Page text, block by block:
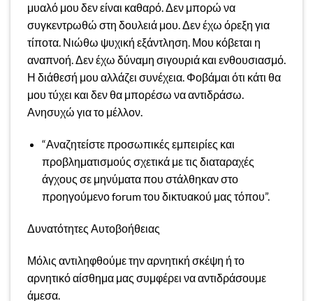
μυαλό μου δεν είναι καθαρό. Δεν μπορώ να
συγκεντρωθώ στη δουλειά μου. Δεν έχω όρεξη για
τίποτα. Νιώθω ψυχική εξάντληση. Μου κόβεται η
αναπνοή. Δεν έχω δύναμη σιγουριά και ενθουσιασμό.
Η διάθεσή μου αλλάζει συνέχεια. Φοβάμαι ότι κάτι θα
μου τύχει και δεν θα μπορέσω να αντιδράσω.
Ανησυχώ για το μέλλον.
“Αναζητείστε προσωπικές εμπειρίες και
προβληματισμούς σχετικά με τις διαταραχές
άγχους σε μηνύματα που στάλθηκαν στο
προηγούμενο forum του δικτυακού μας τόπου”.
Δυνατότητες Αυτοβοήθειας
Μόλις αντιληφθούμε την αρνητική σκέψη ή το
αρνητικό αίσθημα μας συμφέρει να αντιδράσουμε
άμεσα.